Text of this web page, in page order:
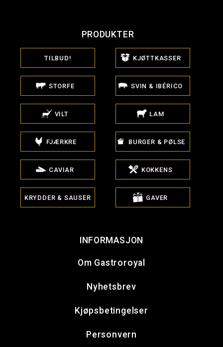
PRODUKTER
TILBUD! KJØTTKASSER
STORFE SVIN & IBÉRICO
VILT LAM
FJÆRKRE BURGER & PØLSE
CAVIAR KOKKENS
KRYDDER & SAUSER GAVER
INFORMASJON
Om Gastroroyal
Nyhetsbrev
Kjøpsbetingelser
Personvern